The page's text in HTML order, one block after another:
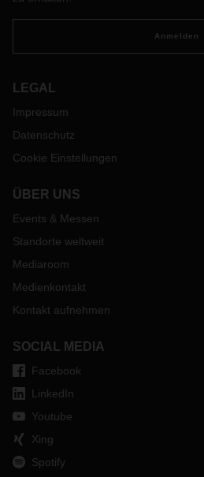
Anmelden
LEGAL
Impressum
Datenschutz
Cookie Einstellungen
ÜBER UNS
Events & Messen
Standorte weltweit
Mediaroom
Medienkontakt
Kontakt aufnehmen
SOCIAL MEDIA
Facebook
LinkedIn
Youtube
Xing
Spotify